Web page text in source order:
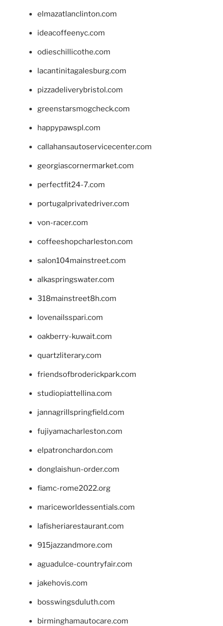
elmazatlanclinton.com
ideacoffeenyc.com
odieschillicothe.com
lacantinitagalesburg.com
pizzadeliverybristol.com
greenstarsmogcheck.com
happypawspl.com
callahansautoservicecenter.com
georgiascornermarket.com
perfectfit24-7.com
portugalprivatedriver.com
von-racer.com
coffeeshopcharleston.com
salon104mainstreet.com
alkaspringswater.com
318mainstreet8h.com
lovenailsspari.com
oakberry-kuwait.com
quartzliterary.com
friendsofbroderickpark.com
studiopiattellina.com
jannagrillspringfield.com
fujiyamacharleston.com
elpatronchardon.com
donglaishun-order.com
fiamc-rome2022.org
mariceworldessentials.com
lafisheriarestaurant.com
915jazzandmore.com
aguadulce-countryfair.com
jakehovis.com
bosswingsduluth.com
birminghamautocare.com